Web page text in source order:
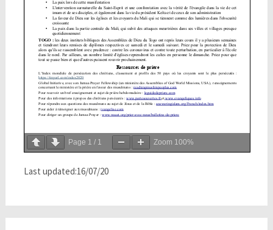
Page 1 / 1 Zoom 100%
Last updated:16/07/20